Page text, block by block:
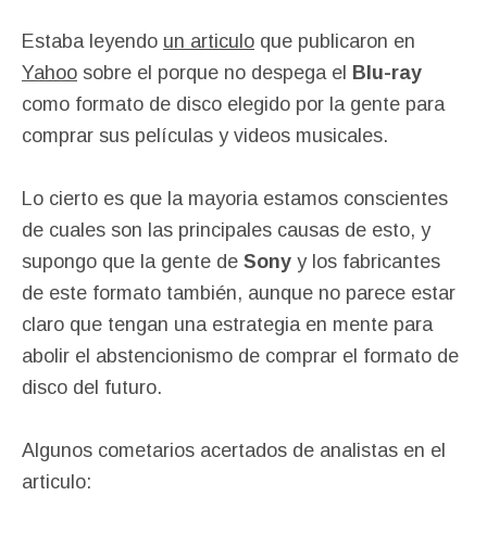
Estaba leyendo un articulo que publicaron en
Yahoo sobre el porque no despega el Blu-ray
como formato de disco elegido por la gente para
comprar sus películas y videos musicales.
Lo cierto es que la mayoria estamos conscientes
de cuales son las principales causas de esto, y
supongo que la gente de Sony y los fabricantes
de este formato también, aunque no parece estar
claro que tengan una estrategia en mente para
abolir el abstencionismo de comprar el formato de
disco del futuro.
Algunos cometarios acertados de analistas en el
articulo: